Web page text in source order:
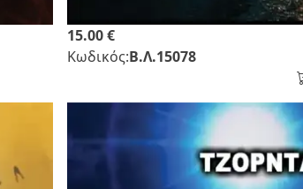
15.00 €
Κωδικός:Β.Λ.15078